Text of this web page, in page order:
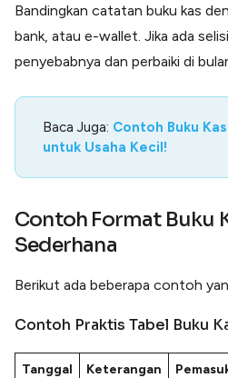
Bandingkan catatan buku kas
bank, atau e-wallet. Jika ada
penyebabnya dan perbaiki di
Baca Juga: Contoh Buku
untuk Usaha Kecil!
Contoh Format Buku
Sederhana
Berikut ada beberapa contoh
Contoh Praktis Tabel Buku
Tanggal Keterangan